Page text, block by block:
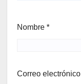
Nombre *
Correo electrónico